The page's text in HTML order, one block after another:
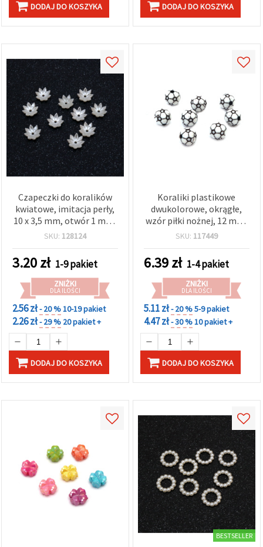
DODAJ DO KOSZYKA DODAJ DO KOSZYKA
Czapeczki do koralików
kwiatowe, imitacja perły,
10 x 3,5 mm, otwór 1 mm,
kremowe – 50 szt.
SKU: 128124
3.20zł 1-9 pakiet
ZNIŻKI
DLA ILOŚCI
2.56 zł- 20 %10-19 pakiet
2.26 zł- 29 % 20 pakiet +
DODAJ DO KOSZYKA
Koraliki plastikowe
dwukolorowe, okrągłe,
wzór piłki nożnej, 12 mm,
otwór 3 mm, czarno-białe
SKU: 117449
6.39zł 1-4 pakiet
ZNIŻKI
DLA ILOŚCI
5.11 zł- 20 %5-9 pakiet
4.47 zł- 30 %10 pakiet +
DODAJ DO KOSZYKA
BESTSELLER